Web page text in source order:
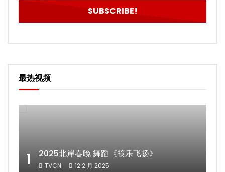
最热视频
1 2025北岸春晚 舞蹈《筷乐飞扬》
TVCN 12 2 月 2025